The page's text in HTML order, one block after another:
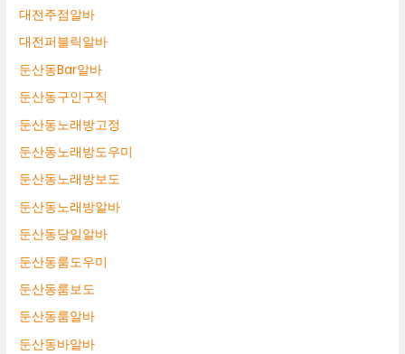
대전주점알바
대전퍼블릭알바
둔산동Bar알바
둔산동구인구직
둔산동노래방고정
둔산동노래방도우미
둔산동노래방보도
둔산동노래방알바
둔산동당일알바
둔산동룸도우미
둔산동룸보도
둔산동룸알바
둔산동바알바